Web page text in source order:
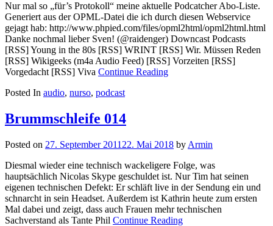
Nur mal so „für’s Protokoll“ meine aktuelle Podcatcher Abo-Liste.
Generiert aus der OPML-Datei die ich durch diesen Webservice
gejagt hab: http://www.phpied.com/files/opml2html/opml2html.html
Danke nochmal lieber Sven! (@raidenger) Downcast Podcasts
[RSS] Young in the 80s [RSS] WRINT [RSS] Wir. Müssen Reden
[RSS] Wikigeeks (m4a Audio Feed) [RSS] Vorzeiten [RSS]
Vorgedacht [RSS] Viva Continue Reading
Posted In audio, nurso, podcast
Brummschleife 014
Posted on 27. September 2011 22. Mai 2018 by Armin
Diesmal wieder eine technisch wackeligere Folge, was
hauptsächlich Nicolas Skype geschuldet ist. Nur Tim hat seinen
eigenen technischen Defekt: Er schläft live in der Sendung ein und
schnarcht in sein Headset. Außerdem ist Kathrin heute zum ersten
Mal dabei und zeigt, dass auch Frauen mehr technischen
Sachverstand als Tante Phil Continue Reading